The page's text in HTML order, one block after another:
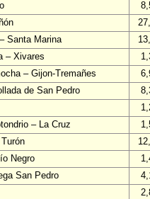
Santa Marina
– Xivares
– Gijon-Tremañes
de San Pedro
– La Cruz
Negro
San Pedro